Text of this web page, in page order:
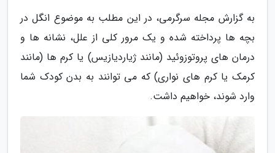
به گزارش مجله سرگرمی، در این مطلب به موضوع انگل در
بچه ها پرداخته شده و یک مرور کلی از علل، نشانه ها و
درمان های پروتوزوئید (مانند ژیاردیازیس) یا کرم ها (مانند
کرمک یا کرم های نواری) که می توانند به بدن کودک شما
وارد شوند، خواهیم داشت.